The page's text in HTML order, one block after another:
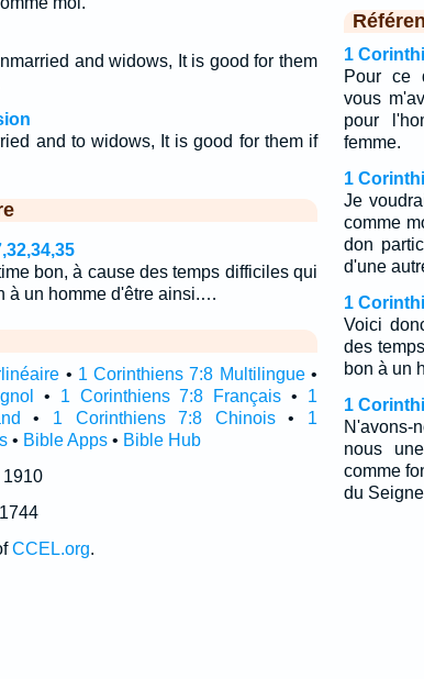
and widows, It is good for them
and to widows, It is good for them if
bon, à cause des temps difficiles qui
à un homme d'être ainsi.…
• 1 Corinthiens 7:8 Multilingue•
• 1 Corinthiens 7:8 Français • 1
• 1 Corinthiens 7:8 Chinois• 1
• Bible Apps• Bible Hub
CCEL.org.
1
Pour ce
vous
pour
femme.
1
Je
comme
don
d'une
1
Voici
des
bon à un
1
N'avons-
nous
comme
du